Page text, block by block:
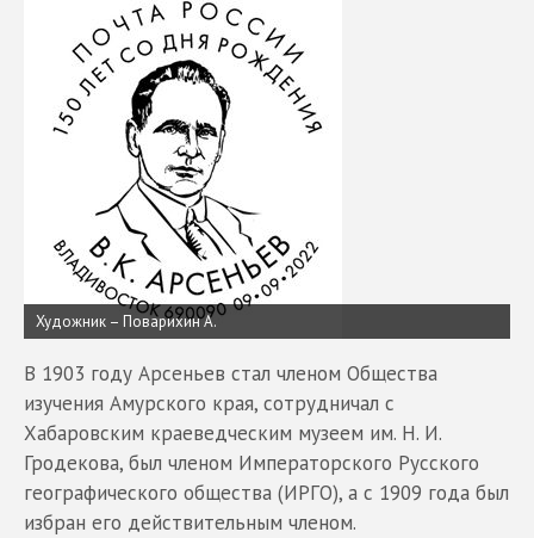
Художник – Поварихин А.
В 1903 году Арсеньев стал членом Общества
изучения Амурского края, сотрудничал с
Хабаровским краеведческим музеем им. Н. И.
Гродекова, был членом Императорского Русского
географического общества (ИРГО), а с 1909 года был
избран его действительным членом.